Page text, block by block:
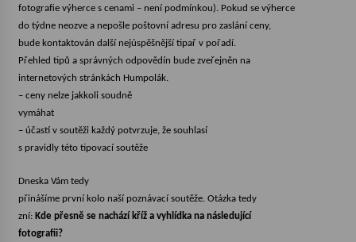
fotografie výherce s cenami – není podmínkou). Pokud se výherce
do týdne neozve a nepošle poštovní adresu pro zaslání ceny,
bude kontaktován další nejúspěšnější tipař v pořadí.
Přehled tipů a správných odpovědín bude zveřejněn na
internetových stránkách Humpolák.
– ceny nelze jakkoli soudně
vymáhat
– účastí v soutěži každý potvrzuje, že souhlasí
s pravidly této tipovací soutěže
Dneska Vám tedy
přinášíme první kolo naší poznávací soutěže. Otázka tedy
zní: Kde přesně se nachází kříž a vyhlídka na následující
fotografii?